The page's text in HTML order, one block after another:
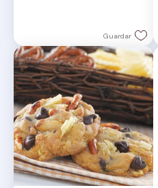
Guardar